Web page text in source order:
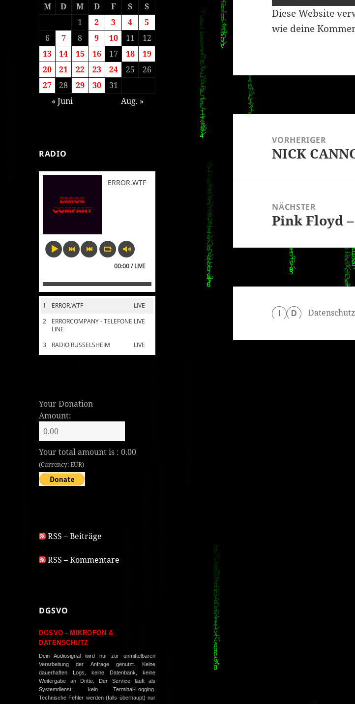
M D M D F S
S
1
2 3 4
5
6
7 8 9 10 11
12
13
14 15 16 17 18
19
20
21 22 23 24 25
26
27
28 29 30
31
« Juni
Aug. »
RADIO
ERROR.WTF
00:00 / LIVE
1 LIVE
ERROR.WTF
2
LIVE
ERRORCOMPANY - TELEFONE
LINE
3
LIVE
RADIO RÜSSELSHEIM
Your Donation
Amount:
Your total amount is :0.00
(Currency: EUR)
RSS – Beiträge
RSS – Kommentare
DGSVO
DGSVO - MIKROFON &
DATENSCHUTZ
Dein Audiosignal wird nur zur unmittelbaren
Verarbeitung der Anfrage genutzt. Keine
dauerhaften Logs, keine Datenbank, keine
Weitergabe an Dritte. Der Service läuft als
Systemdienst; kein Terminal-Logging.
Technische Fehler werden (falls überhaupt) nur
Diese Website
wie deine
VORHERIGER
Vorheriger
NICK
NÄCHSTER
Nächster
Pink Floyd
D